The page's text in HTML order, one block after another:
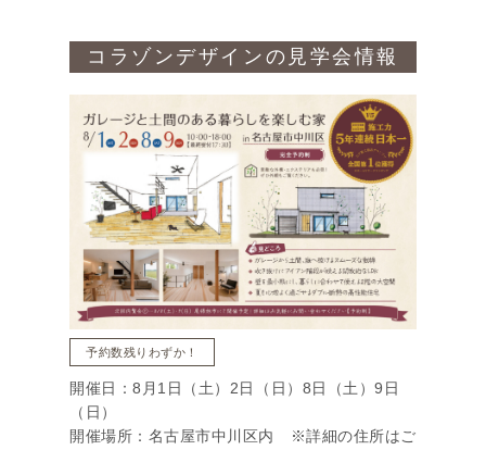
コラゾンデザインの見学会情報
予約数残りわずか！
開催日：8月1日（土）2日（日）8日（土）9日
（日）
開催場所：名古屋市中川区内 ※詳細の住所はご